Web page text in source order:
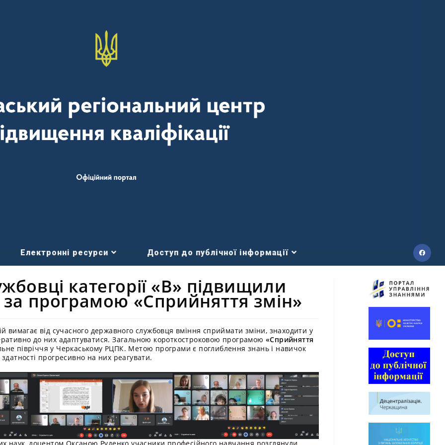
Електронні ресурси Доступ до публічної інформації
категорії «В» підвищили
за програмою «Сприйняття змін»
вимагає від сучасного державного службовця вміння сприймати зміни, знаходити у
до них адаптуватися. Загальною короткостроковою програмою«Сприйняття
півріччя у Черкаському РЦПК. Метою програми є поглиблення знань і навичок
прогресивно на них реагувати.
наук, доцентом Оксаною Руденко учасники професійного навчання розглянули